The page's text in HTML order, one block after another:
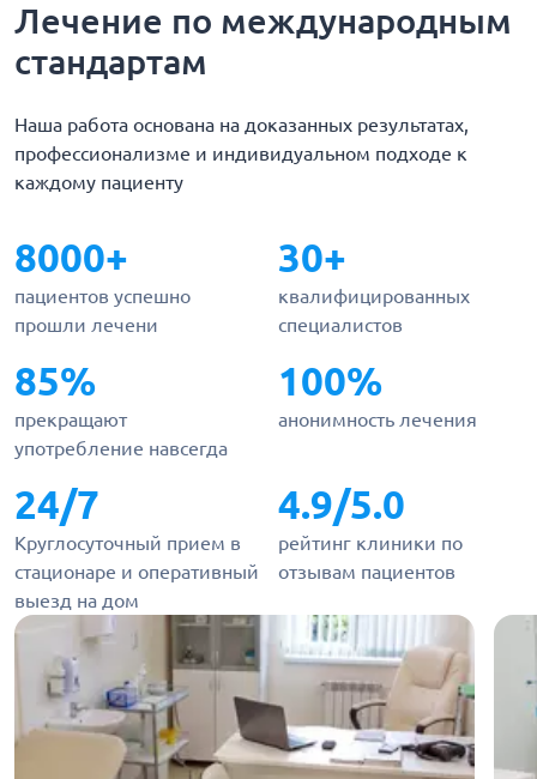
Лечение по международным
стандартам
Наша работа основана на доказанных результатах,
профессионализме и индивидуальном подходе к
каждому пациенту
8000+
пациентов успешно
прошли лечени
30+
квалифицированных
специалистов
85%
прекращают
употребление навсегда
100%
анонимность лечения
24/7
Круглосуточный прием в
стационаре и оперативный
выезд на дом
4.9/5.0
рейтинг клиники по
отзывам пациентов